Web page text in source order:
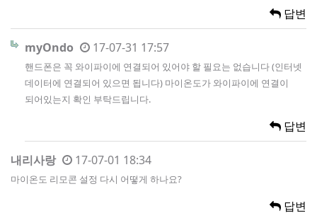
답변
myOndo 17-07-31 17:57
핸드폰은 꼭 와이파이에 연결되어 있어야 할 필요는 없습니다 (인터넷
데이터에 연결되어 있으면 됩니다) 마이온도가 와이파이에 연결이
되어있는지 확인 부탁드립니다.
답변
내리사랑 17-07-01 18:34
마이온도 리모콘 설정 다시 어떻게 하나요?
답변